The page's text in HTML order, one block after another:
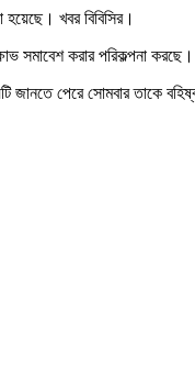
খবর বিবিসির।
সমাবেশ করার পরিকল্পনা করছে।
জানতে পেরে সোমবার তাকে